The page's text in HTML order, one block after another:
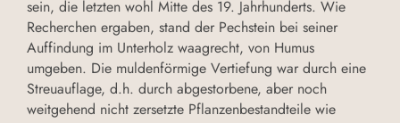
sein, die letzten wohl Mitte des 19. Jahrhunderts. Wie
Recherchen ergaben, stand der Pechstein bei seiner
Auffindung im Unterholz waagrecht, von Humus
umgeben. Die muldenförmige Vertiefung war durch eine
Streuauflage, d.h. durch abgestorbene, aber noch
weitgehend nicht zersetzte Pflanzenbestandteile wie